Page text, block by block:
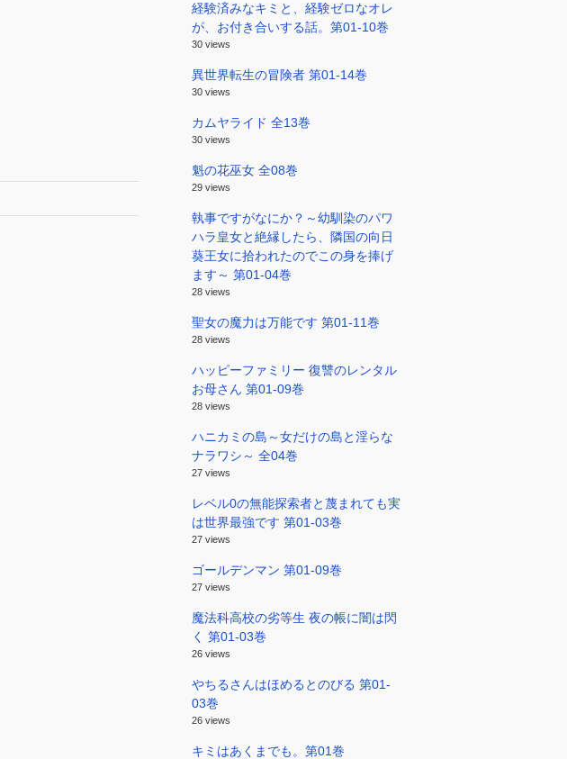
経験済みなキミと、経験ゼロなオレ
が、お付き合いする話。第01-10巻
30 views
異世界転生の冒険者 第01-14巻
30 views
カムヤライド 全13巻
30 views
魁の花巫女 全08巻
29 views
執事ですがなにか？～幼馴染のパワ
ハラ皇女と絶縁したら、隣国の向日
葵王女に拾われたのでこの身を捧げ
ます～ 第01-04巻
28 views
聖女の魔力は万能です 第01-11巻
28 views
ハッピーファミリー 復讐のレンタル
お母さん 第01-09巻
28 views
ハニカミの島～女だけの島と淫らな
ナラワシ～ 全04巻
27 views
レベル0の無能探索者と蔑まれても実
は世界最強です 第01-03巻
27 views
ゴールデンマン 第01-09巻
27 views
魔法科高校の劣等生 夜の帳に闇は閃
く 第01-03巻
26 views
やちるさんはほめるとのびる 第01-
03巻
26 views
キミはあくまでも。第01巻